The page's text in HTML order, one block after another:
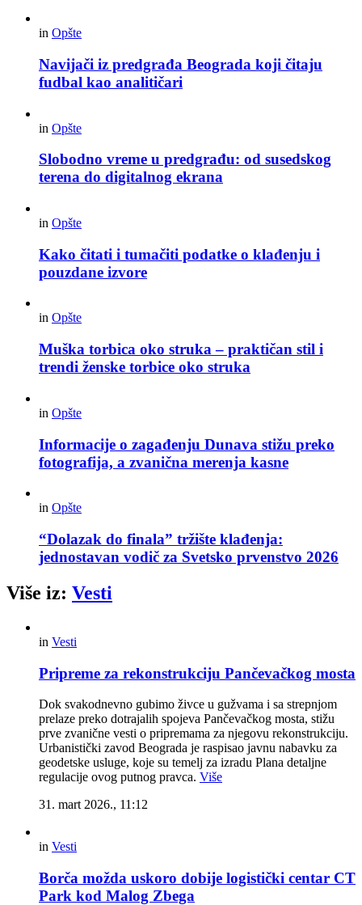
in Opšte
Navijači iz predgrađa Beograda koji čitaju
fudbal kao analitičari
in Opšte
Slobodno vreme u predgrađu: od susedskog
terena do digitalnog ekrana
in Opšte
Kako čitati i tumačiti podatke o klađenju i
pouzdane izvore
in Opšte
Muška torbica oko struka – praktičan stil i
trendi ženske torbice oko struka
in Opšte
Informacije o zagađenju Dunava stižu preko
fotografija, a zvanična merenja kasne
in Opšte
“Dolazak do finala” tržište klađenja:
jednostavan vodič za Svetsko prvenstvo 2026
Više iz: Vesti
in Vesti
Pripreme za rekonstrukciju Pančevačkog mosta
Dok svakodnevno gubimo živce u gužvama i sa strepnjom
prelaze preko dotrajalih spojeva Pančevačkog mosta, stižu
prve zvanične vesti o pripremama za njegovu rekonstrukciju.
Urbanistički zavod Beograda je raspisao javnu nabavku za
geodetske usluge, koje su temelj za izradu Plana detaljne
regulacije ovog putnog pravca. Više
31. mart 2026., 11:12
in Vesti
Borča možda uskoro dobije logistički centar CT
Park kod Malog Zbega